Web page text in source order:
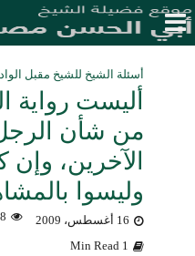
أسئلة الشيخ للشيخ مقبل
أليست رواية
من شأن
الآخرين، وإن
وليسوا
16 أغسطس، 2009 28
1 Min Read